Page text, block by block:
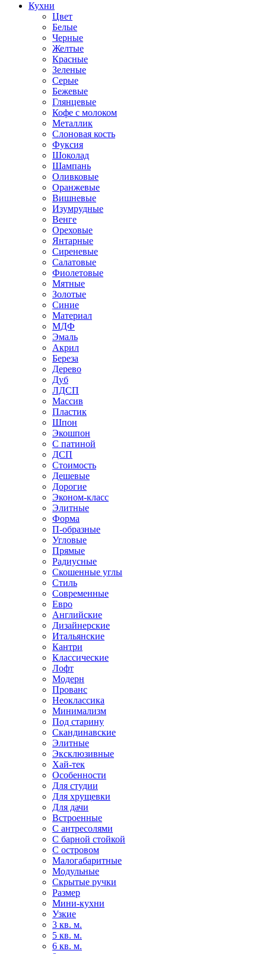
Кухни
Цвет
Белые
Черные
Желтые
Красные
Зеленые
Серые
Бежевые
Глянцевые
Кофе с молоком
Металлик
Слоновая кость
Фуксия
Шоколад
Шампань
Оливковые
Оранжевые
Вишневые
Изумрудные
Венге
Ореховые
Янтарные
Сиреневые
Салатовые
Фиолетовые
Мятные
Золотые
Синие
Материал
МДФ
Эмаль
Акрил
Береза
Дерево
Дуб
ЛДСП
Массив
Пластик
Шпон
Экошпон
С патиной
ДСП
Стоимость
Дешевые
Дорогие
Эконом-класс
Элитные
Форма
П-образные
Угловые
Прямые
Радиусные
Скошенные углы
Стиль
Современные
Евро
Английские
Дизайнерские
Итальянские
Кантри
Классические
Лофт
Модерн
Прованс
Неоклассика
Минимализм
Под старину
Скандинавские
Элитные
Эксклюзивные
Хай-тек
Особенности
Для студии
Для хрущевки
Для дачи
Встроенные
С антресолями
С барной стойкой
С островом
Малогабаритные
Модульные
Скрытые ручки
Размер
Мини-кухни
Узкие
3 кв. м.
5 кв. м.
6 кв. м.